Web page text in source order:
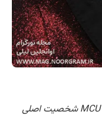
MCU شخصیت اصلی